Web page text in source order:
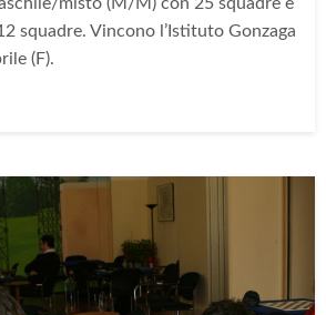
squadre. Vincono l’Istituto Gonzaga
(F).